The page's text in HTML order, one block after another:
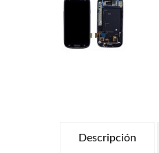
Descripción